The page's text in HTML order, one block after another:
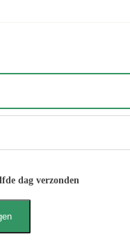
dag verzonden